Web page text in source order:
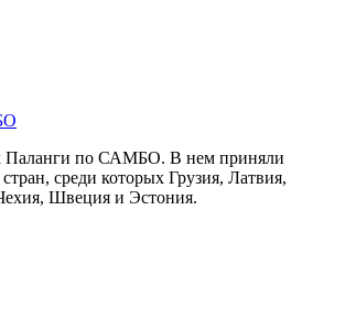
Паланги по САМБО. В нем приняли
среди которых Грузия, Латвия,
Швеция и Эстония.